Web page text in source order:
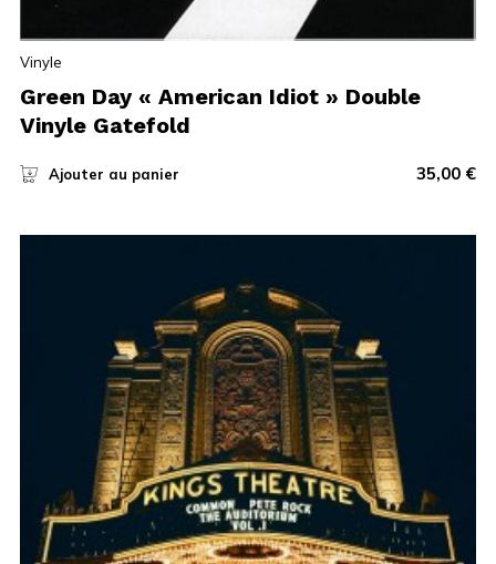
Vinyle
Green Day « American Idiot » Double
Vinyle Gatefold
Ajouter au panier 35,00 €